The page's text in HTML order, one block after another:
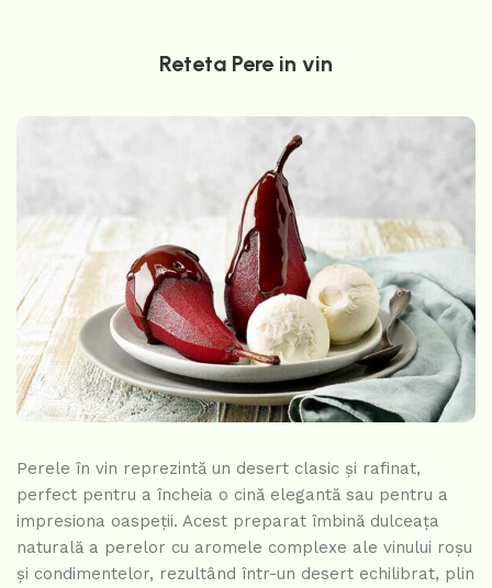
Reteta Pere in vin
Perele în vin reprezintă un desert clasic și rafinat,
perfect pentru a încheia o cină elegantă sau pentru a
impresiona oaspeții. Acest preparat îmbină dulceața
naturală a perelor cu aromele complexe ale vinului roșu
și condimentelor, rezultând într-un desert echilibrat, plin